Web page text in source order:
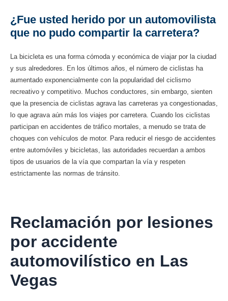
¿Fue usted herido por un automovilista
que no pudo compartir la carretera?
La bicicleta es una forma cómoda y económica de viajar por la ciudad
y sus alrededores. En los últimos años, el número de ciclistas ha
aumentado exponencialmente con la popularidad del ciclismo
recreativo y competitivo. Muchos conductores, sin embargo, sienten
que la presencia de ciclistas agrava las carreteras ya congestionadas,
lo que agrava aún más los viajes por carretera. Cuando los ciclistas
participan en accidentes de tráfico mortales, a menudo se trata de
choques con vehículos de motor. Para reducir el riesgo de accidentes
entre automóviles y bicicletas, las autoridades recuerdan a ambos
tipos de usuarios de la vía que compartan la vía y respeten
estrictamente las normas de tránsito.
Reclamación por lesiones
por accidente
automovilístico en Las
Vegas